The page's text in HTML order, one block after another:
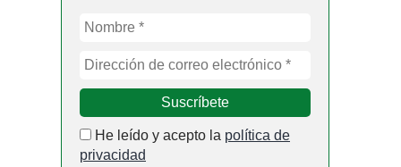
He leído y acepto la política de
privacidad